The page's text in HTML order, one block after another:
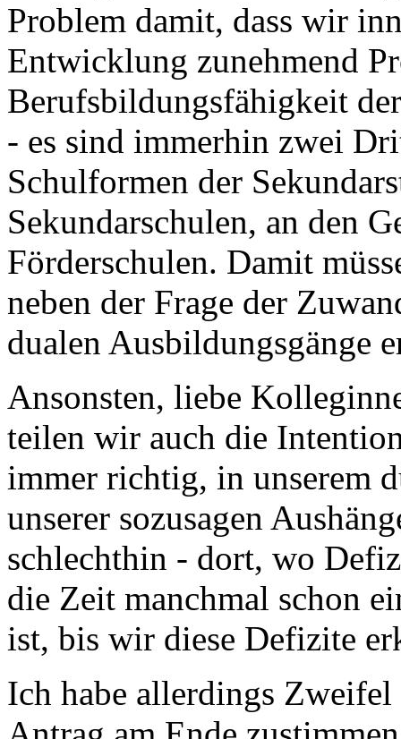
Problem damit, dass wir
Entwicklung zunehmend
Berufsbildungsfähigkeit
- es sind immerhin zwei
Schulformen der
Sekundarschulen, an den
Förderschulen. Damit
neben der Frage der
dualen Ausbildungsgänge
Ansonsten, liebe
teilen wir auch die
immer richtig, in unserem
unserer sozusagen
schlechthin - dort, wo
die Zeit manchmal schon
ist, bis wir diese Defizite
Ich habe allerdings